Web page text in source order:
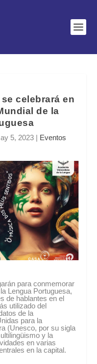
celebrará en
de la
5, 2023 | Eventos
para conmemorar
Lengua Portuguesa,
de hablantes en el
utilizado del
de la
para la
(Unesco, por su sigla
y la
en varias
en la capital.